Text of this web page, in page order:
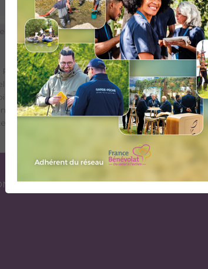
ciel, Truite fario
et relâcher » (no-kill) Le parcours est
mouches artificielles et les esches imitatives
capturé doit être remis à l’eau vivant
en vente au magasin Sport Vanoise (04 79 08
LÉGALES ESPACE GARDES PÊCHE